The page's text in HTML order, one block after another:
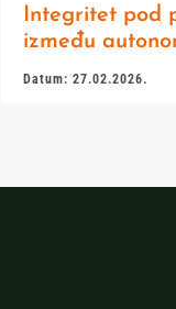
Integritet pod
između
Datum: 27.02.2026.